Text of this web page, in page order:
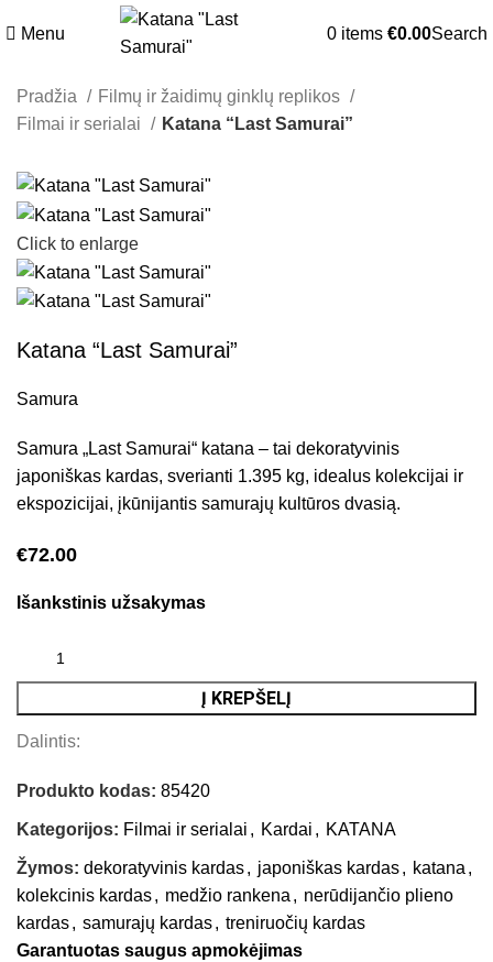
Menu 0 items €0.00Search
Pradžia
Filmų ir žaidimų ginklų replikos
Filmai ir serialai
Katana “Last Samurai”
Click to enlarge
Katana “Last Samurai”
Samura
Samura „Last Samurai“ katana – tai dekoratyvinis
japoniškas kardas, sverianti 1.395 kg, idealus kolekcijai ir
ekspozicijai, įkūnijantis samurajų kultūros dvasią.
€72.00
Išankstinis užsakymas
Į KREPŠELĮ
Dalintis:
Produkto kodas:85420
Kategorijos: Filmai ir serialai , Kardai , KATANA
Žymos: dekoratyvinis kardas, japoniškas kardas, katana ,
kolekcinis kardas, medžio rankena , nerūdijančio plieno
kardas, samurajų kardas, treniruočių kardas
Garantuotas saugus apmokėjimas